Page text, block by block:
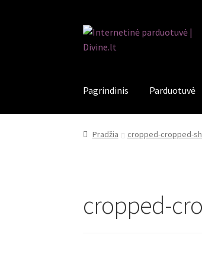
Pereiti
prie
Pereiti
prie
Pagrindinis Parduotuvė
Pradžia cropped-cropped-
cropped-